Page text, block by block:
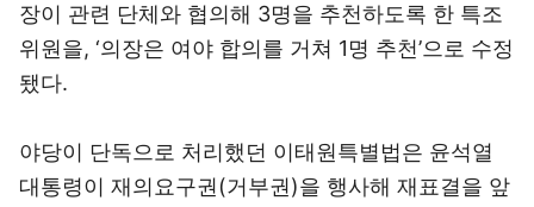
장이 관련 단체와 협의해 3명을 추천하도록 한 특조
위원을, ‘의장은 여야 합의를 거쳐 1명 추천’으로 수정
됐다.
야당이 단독으로 처리했던 이태원특별법은 윤석열
대통령이 재의요구권(거부권)을 행사해 재표결을 앞